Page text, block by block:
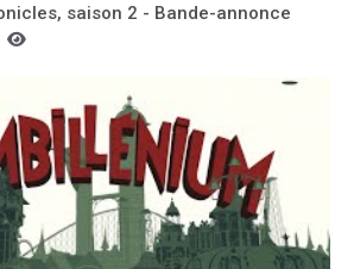
saison 2 - Bande-annonce